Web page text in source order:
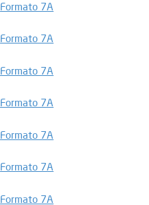
Formato 7A
Formato 7A
Formato 7A
Formato 7A
Formato 7A
Formato 7A
Formato 7A